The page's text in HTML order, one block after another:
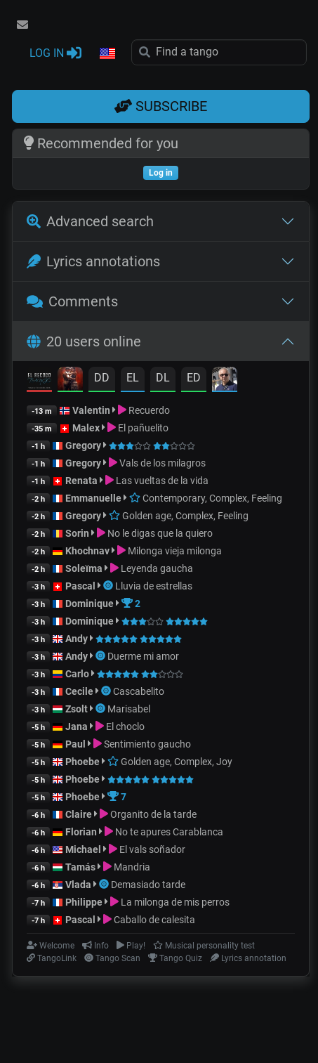
LOG IN
SUBSCRIBE
Recommended for you
Log in
Advanced search
Lyrics annotations
Comments
20 users online
DD EL DL ED
-13 m Valentin Recuerdo
-35 m Malex El pañuelito
-1 h Gregory
-1 h Gregory Vals de los milagros
-1 h Renata Las vueltas de la vida
-2 h Emmanuelle Contemporary, Complex, Feeling
-2 h Gregory Golden age, Complex, Feeling
-2 h Sorin No le digas que la quiero
-2 h Khochnav Milonga vieja milonga
-2 h Soleïma Leyenda gaucha
-3 h Pascal Lluvia de estrellas
-3 h Dominique 2
-3 h Dominique
-3 h Andy
-3 h Andy Duerme mi amor
-3 h Carlo
-3 h Cecile Cascabelito
-3 h Zsolt Marisabel
-5 h Jana El choclo
-5 h Paul Sentimiento gaucho
-5 h Phoebe Golden age, Complex, Joy
-5 h Phoebe
-5 h Phoebe 7
-6 h Claire Organito de la tarde
-6 h Florian No te apures Carablanca
-6 h Michael El vals soñador
-6 h Tamás Mandria
-6 h Vlada Demasiado tarde
-7 h Philippe La milonga de mis perros
-7 h Pascal Caballo de calesita
Welcome Info Play!
Musical personality test
TangoLink
Tango Scan Tango Quiz Lyrics annotation